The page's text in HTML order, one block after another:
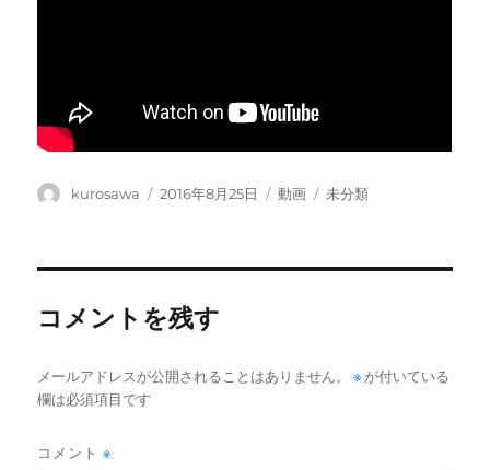
投
kurosawa
投
2016年8月25日
フ
動画
カ
未分類
コメントを残す
メールアドレスが公開されることはありません。 ※ が付いている
欄は必須項目です
コメント※